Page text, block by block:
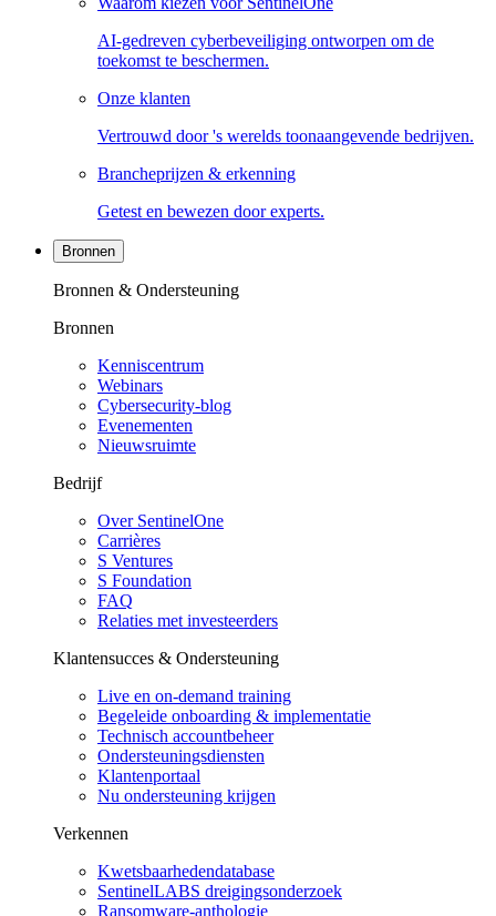
AI-gedreven cyberbeveiliging ontworpen om de
toekomst te beschermen.
Onze klanten
Vertrouwd door 's werelds toonaangevende bedrijven.
Brancheprijzen & erkenning
Getest en bewezen door experts.
Bronnen
Bronnen & Ondersteuning
Bronnen
Kenniscentrum
Webinars
Cybersecurity-blog
Evenementen
Nieuwsruimte
Bedrijf
Over SentinelOne
Carrières
S Ventures
S Foundation
FAQ
Relaties met investeerders
Klantensucces & Ondersteuning
Live en on-demand training
Begeleide onboarding & implementatie
Technisch accountbeheer
Ondersteuningsdiensten
Klantenportaal
Nu ondersteuning krijgen
Verkennen
Kwetsbaarhedendatabase
SentinelLABS dreigingsonderzoek
Ransomware-anthologie